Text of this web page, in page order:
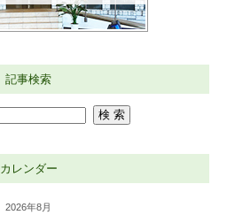
記事検索
カレンダー
2026年8月